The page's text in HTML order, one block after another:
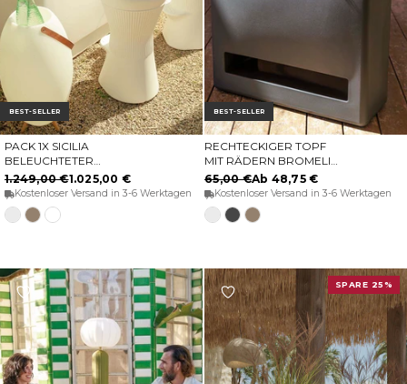
BEST-SELLER
OPTIONEN WÄHLEN
PACK 1X SICILIA
BELEUCHTETER
BARTHEKE + 2X RUNDER
HOHER HOCKER CORFU
74
1.249,00 €1.025,00 €
Kostenloser Versand in 3-6 Werktagen
Weiss
TaupeTransluzentes
weiß
BEST-SELLER
OPTIONEN WÄHLEN
RECHTECKIGER TOPF
MIT RÄDERN BROMELIA
78
65,00 €Ab 48,75 €
Kostenloser Versand in 3-6 Werktagen
Weiss
Anthrazit
Taupe
SPARE 25%